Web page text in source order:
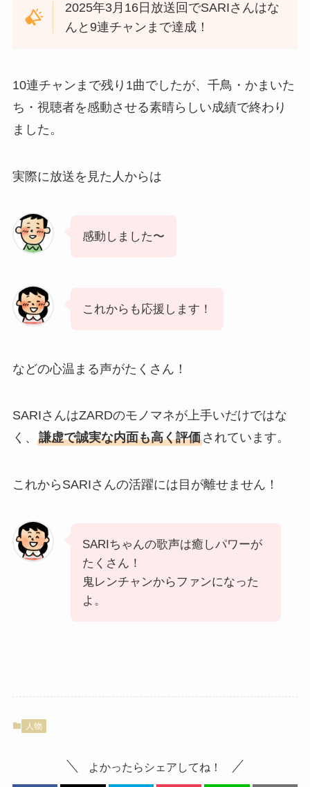
2025年3月16日放送回でSARIさんはな
んと9連チャンまで達成！
10連チャンまで残り1曲でしたが、千鳥・かまいた
ち・視聴者を感動させる素晴らしい成績で終わり
ました。
実際に放送を見た人からは
感動しました〜
これからも応援します！
などの心温まる声がたくさん！
SARIさんはZARDのモノマネが上手いだけではな
く、 謙虚で誠実な内面も高く評価されています。
これからSARIさんの活躍には目が離せません！
SARIちゃんの歌声は癒しパワーが
たくさん！
鬼レンチャンからファンになった
よ。
人物
よかったらシェアしてね！